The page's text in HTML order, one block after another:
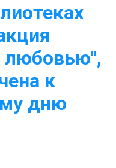
любовью",
к
дню